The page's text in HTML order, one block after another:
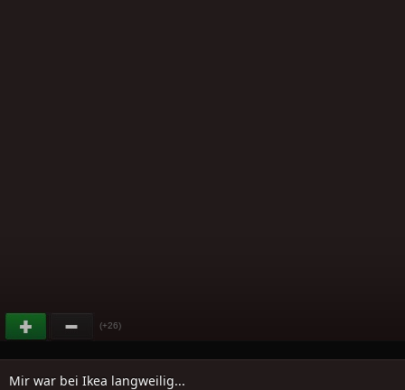
(+26)
Mir war bei Ikea langweilig...